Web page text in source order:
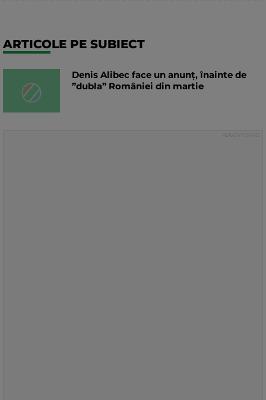
ARTICOLE PE SUBIECT
Denis Alibec face un anunț, înainte de
”dubla” României din martie